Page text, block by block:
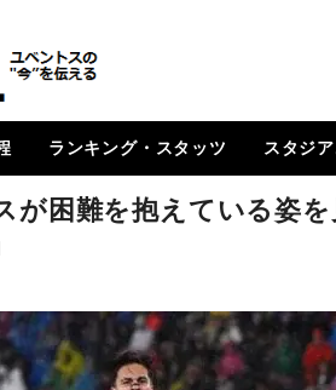
ランキング・スタッツ
各国順位表
次節 日程一覧
ゴールランキング
スタジ
はじめに
How To
が困難を抱えている姿